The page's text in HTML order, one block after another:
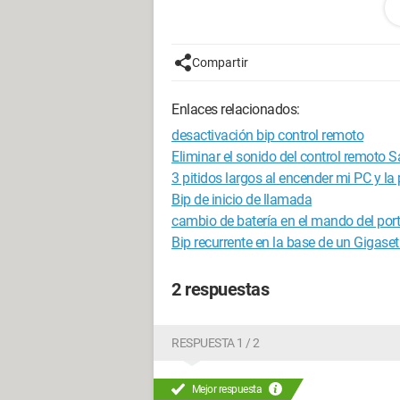
Solo hay un ruido, un "Bip" que está
Último elemento, si apagamos el
No he tocado ni desmontado nada
Si tuvieran algo sobre la resolución de
Les agradezco de antemano.
Romain (Alias rorpfo)
Compartir
Enlaces relacionados:
desactivación bip control remoto
Eliminar el sonido del control remoto
3 pitidos largos al encender mi PC y
Bip de inicio de llamada
cambio de batería en el mando del
Bip recurrente en la base de un
2 respuestas
RESPUESTA 1 / 2
Mejor respuesta